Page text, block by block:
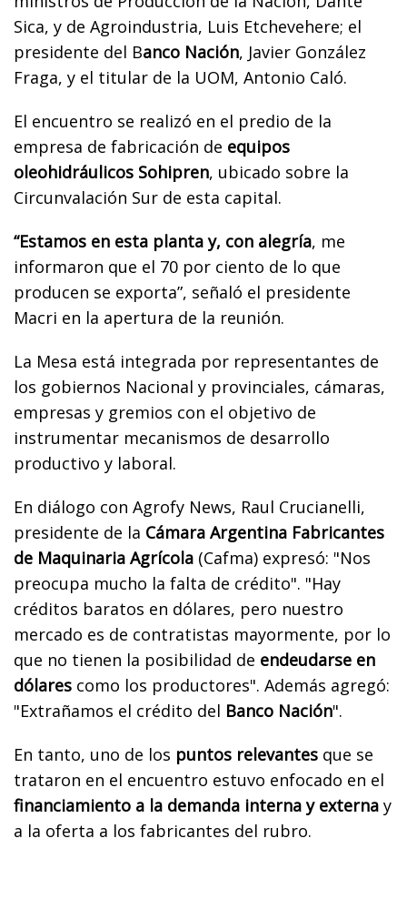
Sica, y de Agroindustria, Luis Etchevehere; el
presidente del Banco Nación, Javier González
Fraga, y el titular de la UOM, Antonio Caló.
El encuentro se realizó en el predio de la
empresa de fabricación de equipos
oleohidráulicos Sohipren, ubicado sobre la
Circunvalación Sur de esta capital.
“Estamos en esta planta y, con alegría, me
informaron que el 70 por ciento de lo que
producen se exporta”, señaló el presidente
Macri en la apertura de la reunión.
La Mesa está integrada por representantes de
los gobiernos Nacional y provinciales, cámaras,
empresas y gremios con el objetivo de
instrumentar mecanismos de desarrollo
productivo y laboral.
En diálogo con Agrofy News, Raul Crucianelli,
presidente de la Cámara Argentina Fabricantes
de Maquinaria Agrícola (Cafma) expresó: "Nos
preocupa mucho la falta de crédito". "Hay
créditos baratos en dólares, pero nuestro
mercado es de contratistas mayormente, por lo
que no tienen la posibilidad de endeudarse en
dólares como los productores". Además agregó:
"Extrañamos el crédito del Banco Nación".
En tanto, uno de los puntos relevantes que se
trataron en el encuentro estuvo enfocado en el
financiamiento a la demanda interna y externa y
a la oferta a los fabricantes del rubro.